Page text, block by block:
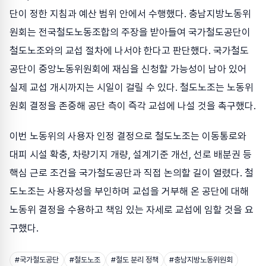
단이 정한 지침과 예산 범위 안에서 수행했다. 충남지방노동위
원회는 전국철도노동조합의 주장을 받아들여 국가철도공단이
철도노조와의 교섭 절차에 나서야 한다고 판단했다. 국가철도
공단이 중앙노동위원회에 재심을 신청할 가능성이 남아 있어
실제 교섭 개시까지는 시일이 걸릴 수 있다. 철도노조는 노동위
원회 결정을 존중해 공단 측이 즉각 교섭에 나설 것을 촉구했다.
이번 노동위의 사용자 인정 결정으로 철도노조는 이동통로와
대피 시설 확충, 차량기지 개량, 설계기준 개선, 선로 배분권 등
핵심 근로 조건을 국가철도공단과 직접 논의할 길이 열렸다. 철
도노조는 사용자성을 부인하며 교섭을 거부해 온 공단에 대해
노동위 결정을 수용하고 책임 있는 자세로 교섭에 임할 것을 요
구했다.
#국가철도공단 #철도노조 #철도 분리 정책 #충남지방노동위원회